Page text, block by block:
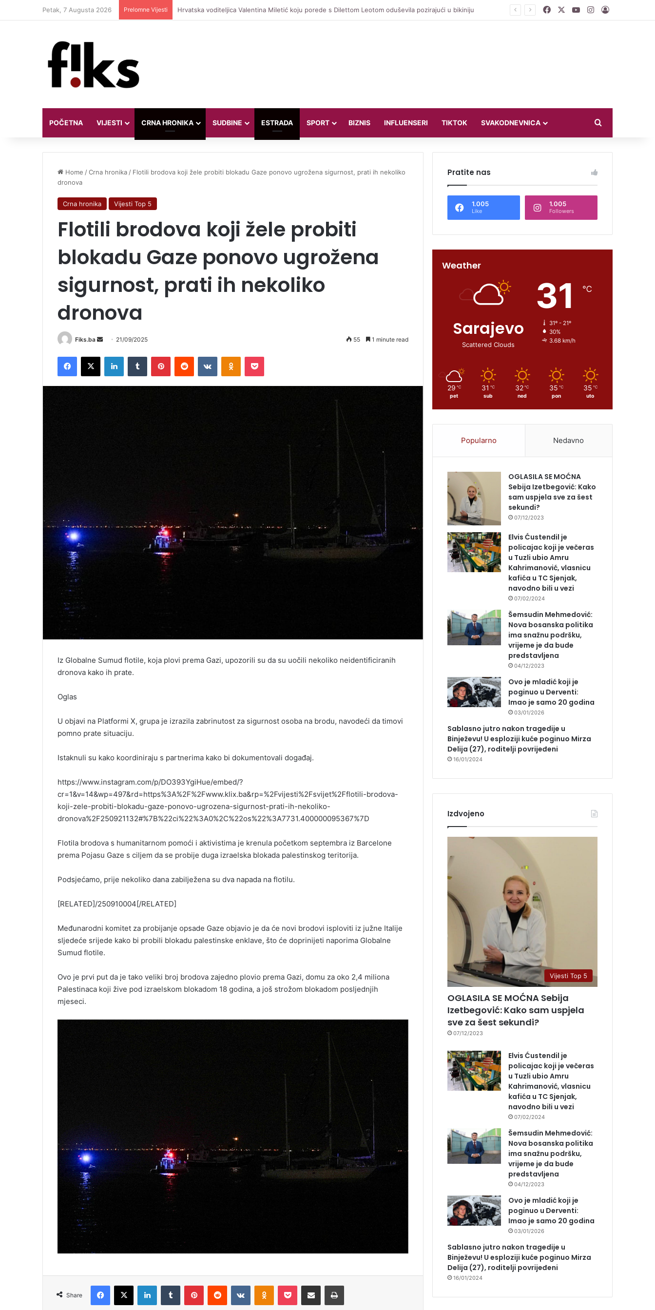
Petak, 7 Augusta 2026 Prelomne Vijesti Travis Barker otkrio zašto su on i Kourtney Kardashian govorili o pobačaju u filmu FacebookYouTubeInstagram
Log In
POČETNA VIJESTI CRNA HRONIKA SUDBINE ESTRADA SPORT BIZNIS INFLUENSERI TIKTOK SVAKODNEVNICA
Home /Crna hronika / Flotili brodova koji žele probiti blokadu Gaze ponovo ugrožena sigurnost, prati ih nekoliko
dronova
Crna hronika Vijesti Top 5
Flotili brodova koji žele probiti
blokadu Gaze ponovo ugrožena
sigurnost, prati ih nekoliko
dronova
Fiks.ba
Send
email
21/09/2025 55 1 minute read
Facebook
X LinkedInTumblr PinterestReddit VKontakteOdnoklassniki
Pocket
Iz Globalne Sumud flotile, koja plovi prema Gazi, upozorili su da su uočili nekoliko neidentificiranih
dronova kako ih prate.
Oglas
U objavi na Platformi X, grupa je izrazila zabrinutost za sigurnost osoba na brodu, navodeći da timovi
pomno prate situaciju.
Istaknuli su kako koordiniraju s partnerima kako bi dokumentovali događaj.
https://www.instagram.com/p/DO393YgiHue/embed/?
cr=1&v=14&wp=497&rd=https%3A%2F%2Fwww.klix.ba&rp=%2Fvijesti%2Fsvijet%2Fflotili-brodova-
koji-zele-probiti-blokadu-gaze-ponovo-ugrozena-sigurnost-prati-ih-nekoliko-
dronova%2F250921132#%7B%22ci%22%3A0%2C%22os%22%3A7731.400000095367%7D
Flotila brodova s humanitarnom pomoći i aktivistima je krenula početkom septembra iz Barcelone
prema Pojasu Gaze s ciljem da se probije duga izraelska blokada palestinskog teritorija.
Podsjećamo, prije nekoliko dana zabilježena su dva napada na flotilu.
[RELATED]/250910004[/RELATED]
Međunarodni komitet za probijanje opsade Gaze objavio je da će novi brodovi isploviti iz južne Italije
sljedeće srijede kako bi probili blokadu palestinske enklave, što će doprinijeti naporima Globalne
Sumud flotile.
Ovo je prvi put da je tako veliki broj brodova zajedno plovio prema Gazi, domu za oko 2,4 miliona
Palestinaca koji žive pod izraelskom blokadom 18 godina, a još strožom blokadom posljednjih
mjeseci.
Share
Facebook
X LinkedInTumblr PinterestReddit VKontakteOdnoklassniki
Pocket Share via Email Print
Pratite nas
1.005
Like
1.005
Followers
Weather
Sarajevo
Scattered Clouds
31 ℃
31º - 21º
30%
3.68 km/h
29 ℃
pet
31 ℃
sub
32 ℃
ned
35 ℃
pon
35 ℃
uto
Popularno Nedavno
OGLASILA SE MOĆNA
Sebija Izetbegović: Kako
sam uspjela sve za šest
sekundi?
07/12/2023
Elvis Ćustendil je
policajac koji je večeras
u Tuzli ubio Amru
Kahrimanović, vlasnicu
kafića u TC Sjenjak,
navodno bili u vezi
07/02/2024
Šemsudin Mehmedović:
Nova bosanska politika
ima snažnu podršku,
vrijeme je da bude
predstavljena
04/12/2023
Ovo je mladić koji je
poginuo u Derventi:
Imao je samo 20 godina
03/01/2026
Sablasno jutro nakon tragedije u
Binježevu! U esploziji kuće poginuo Mirza
Delija (27), roditelji povrijeđeni
16/01/2024
Izdvojeno
Vijesti Top 5
OGLASILA SE MOĆNA Sebija
Izetbegović: Kako sam uspjela
sve za šest sekundi?
07/12/2023
Elvis Ćustendil je
policajac koji je večeras
u Tuzli ubio Amru
Kahrimanović, vlasnicu
kafića u TC Sjenjak,
navodno bili u vezi
07/02/2024
Šemsudin Mehmedović:
Nova bosanska politika
ima snažnu podršku,
vrijeme je da bude
predstavljena
04/12/2023
Ovo je mladić koji je
poginuo u Derventi:
Imao je samo 20 godina
03/01/2026
Sablasno jutro nakon tragedije u
Binježevu! U esploziji kuće poginuo Mirza
Delija (27), roditelji povrijeđeni
16/01/2024